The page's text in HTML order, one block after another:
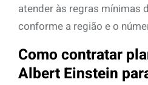
atender às regras mínimas
conforme a região e o
Como contratar
Albert Einstein